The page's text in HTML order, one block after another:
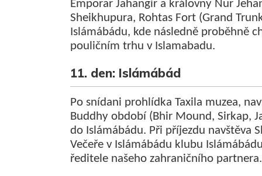
Emporar Jahangir a královny Nur
Sheikhupura, Rohtas Fort (Grand
Islámábádu, kde následně proběhně
pouličním trhu v Islamabadu.
11. den: Islámábád
Po snídani prohlídka Taxila muzea,
Buddhy období (Bhir Mound, Sirkap,
do Islámábádu. Při příjezdu navštěva
Večeře v Islámábádu klubu
ředitele našeho zahraničního